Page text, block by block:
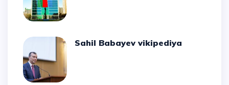
Sahil Babayev vikipediya